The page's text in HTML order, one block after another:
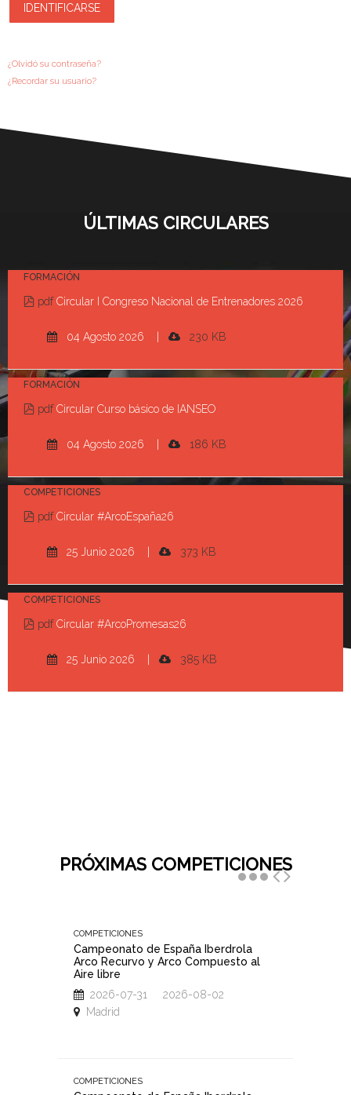
IDENTIFICARSE
¿Olvidó su contraseña?
¿Recordar su usuario?
ÚLTIMAS CIRCULARES
FORMACIÓN
pdf Circular I Congreso Nacional de Entrenadores 2026
04 Agosto 2026 | 230 KB
FORMACIÓN
pdf Circular Curso básico de IANSEO
04 Agosto 2026 | 186 KB
COMPETICIONES
pdf Circular #ArcoEspaña26
25 Junio 2026 | 373 KB
COMPETICIONES
pdf Circular #ArcoPromesas26
25 Junio 2026 | 385 KB
PRÓXIMAS COMPETICIONES
COMPETICIONES
Campeonato de España Iberdrola
Arco Recurvo y Arco Compuesto al
Aire libre
2026-07-31 2026-08-02
Madrid
COMPETICIONES